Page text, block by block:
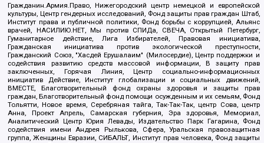
Гражданин.Армия.Право, Нижегородский центр немецкой и европейской
культуры, Центр гендерных исследований, Фонд защиты прав граждан Штаб,
Институт права и публичной политики, Фонд борьбы с коррупцией, Альянс
врачей, НАСИЛИЮ.НЕТ, Мы против СПИДа, СВЕЧА, Открытый Петербург,
Гуманитарное действие, Лига Избирателей, Правовая инициатива,
Гражданская инициатива против экологической преступности,
Гражданский Союз, "Хасдей Ерушалаим" (Милосердие), Центр поддержки и
содействия развитию средств массовой информации, В защиту прав
заключенных, Горячая Линия, Центр социально-информационных
инициатив Действие, Институт глобализации и социальных движений,
ВМЕСТЕ, Благотворительный фонд охраны здоровья и защиты прав
граждан, Благотворительный фонд помощи осужденным и их семьям, Фонд
Тольятти, Новое время, Серебряная тайга, Так-Так-Так, центр Сова, центр
Анна, Проект Апрель, Самарская губерния, Эра здоровья, Мемориал,
Аналитический Центр Юрия Левады, Издательство Парк Гагарина, Фонд
содействия имени Андрея Рылькова, Сфера, Уральская правозащитная
группа, Женщины Евразии, СИБАЛЬТ, Институт прав человека, Фонд защиты